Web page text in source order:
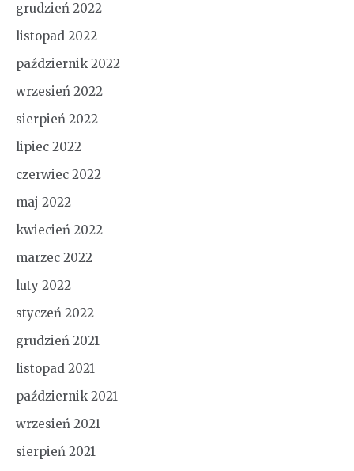
grudzień 2022
listopad 2022
październik 2022
wrzesień 2022
sierpień 2022
lipiec 2022
czerwiec 2022
maj 2022
kwiecień 2022
marzec 2022
luty 2022
styczeń 2022
grudzień 2021
listopad 2021
październik 2021
wrzesień 2021
sierpień 2021